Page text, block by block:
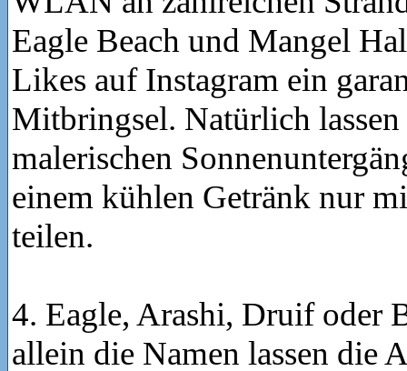
Eagle Beach und Mangel
Likes auf Instagram ein
Mitbringsel. Natürlich
malerischen
einem kühlen Getränk nur
teilen.
4. Eagle, Arashi, Druif oder
allein die Namen lassen die